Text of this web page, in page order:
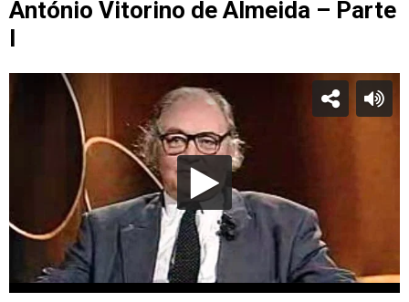
António Vitorino de Almeida – Parte
I